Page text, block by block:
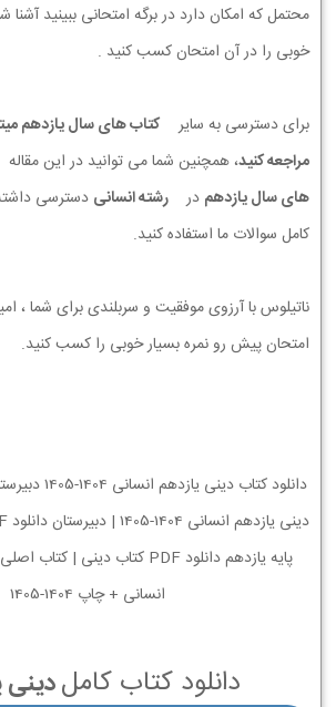
محتمل که امکان دارد در برگه امتحانی ببینید آشنا
خوبی را در آن امتحان کسب کنید .
برای دسترسی به سایر
کتاب های سال یازدهم
مراجعه کنید، همچنین شما می توانید در این مقاله
های سال یازدهم در رشته انسانی دسترسی
کامل سوالات ما استفاده کنید.
ناتیلوس با آرزوی موفقیت و سربلندی برای شما ،
امتحان پیش رو نمره بسیار خوبی را کسب کنید.
انسانی + چاپ 1404-1405
دانلود کتاب کاملدینی